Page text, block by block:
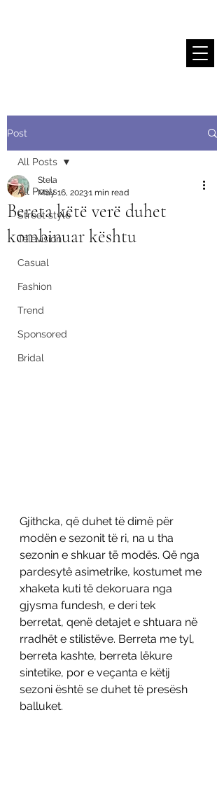
Post
All Posts
Street style
Television
Casual
Fashion
Trend
Sponsored
Bridal
All Posts
Bereta këtë verë duhet
kombinuar kështu
Stela
May 16, 20231 min read
Gjithcka, që duhet të dimë për
modën e sezonit të ri, na u tha
sezonin e shkuar tē modës. Që nga
pardesytê asimetrike, kostumet me
xhaketa kuti të dekoruara nga
gjysma fundesh, e deri tek
berretat, qenë detajet e shtuara në
rradhët e stilistëve. Berreta me tyl,
berreta kashte, berreta lëkure
sintetike, por e veçanta e këtij
sezoni është se duhet të presësh
balluket.